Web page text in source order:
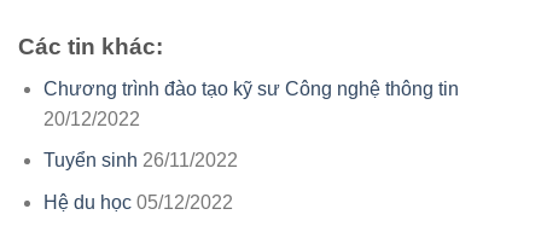
Các tin khác:
Chương trình đào tạo kỹ sư Công nghệ thông tin
20/12/2022
Tuyển sinh 26/11/2022
Hệ du học05/12/2022